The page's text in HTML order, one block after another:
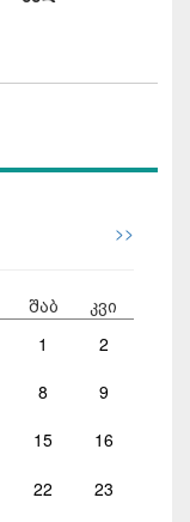
>>
შაბ კვი
1 2
8 9
15 16
22 23